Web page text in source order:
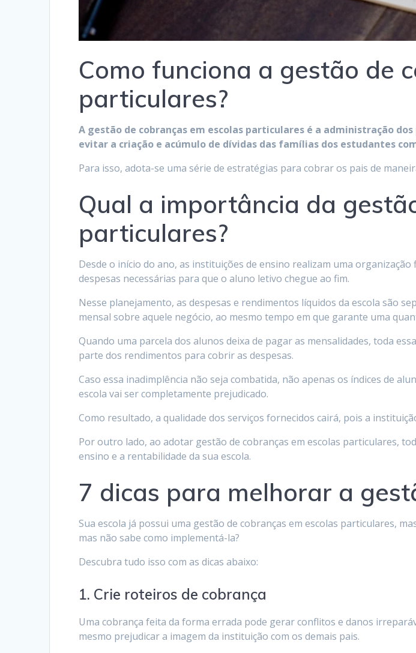
Como funciona a gestão de
particulares?
A gestão de cobranças em escolas particulares é a administração
evitar a criação e acúmulo de dívidas das famílias dos estudantes
Para isso, adota-se uma série de estratégias para cobrar os pais de
Qual a importância da
particulares?
Desde o início do ano, as instituições de ensino realizam uma
despesas necessárias para que o aluno letivo chegue ao fim.
Nesse planejamento, as despesas e rendimentos líquidos da escola são
mensal sobre aquele negócio, ao mesmo tempo em que garante uma
Quando uma parcela dos alunos deixa de pagar as mensalidades, toda
parte dos rendimentos para cobrir as despesas.
Caso essa inadimplência não seja combatida, não apenas os índices de
escola vai ser completamente prejudicado.
Como resultado, a qualidade dos serviços fornecidos cairá, pois a
Por outro lado, ao adotar gestão de cobranças em escolas particulares,
ensino e a rentabilidade da sua escola.
7 dicas para melhorar a
Sua escola já possui uma gestão de cobranças em escolas particulares,
mas não sabe como implementá-la?
Descubra tudo isso com as dicas abaixo:
1. Crie roteiros de cobrança
Uma cobrança feita da forma errada pode gerar conflitos e danos
mesmo prejudicar a imagem da instituição com os demais pais.